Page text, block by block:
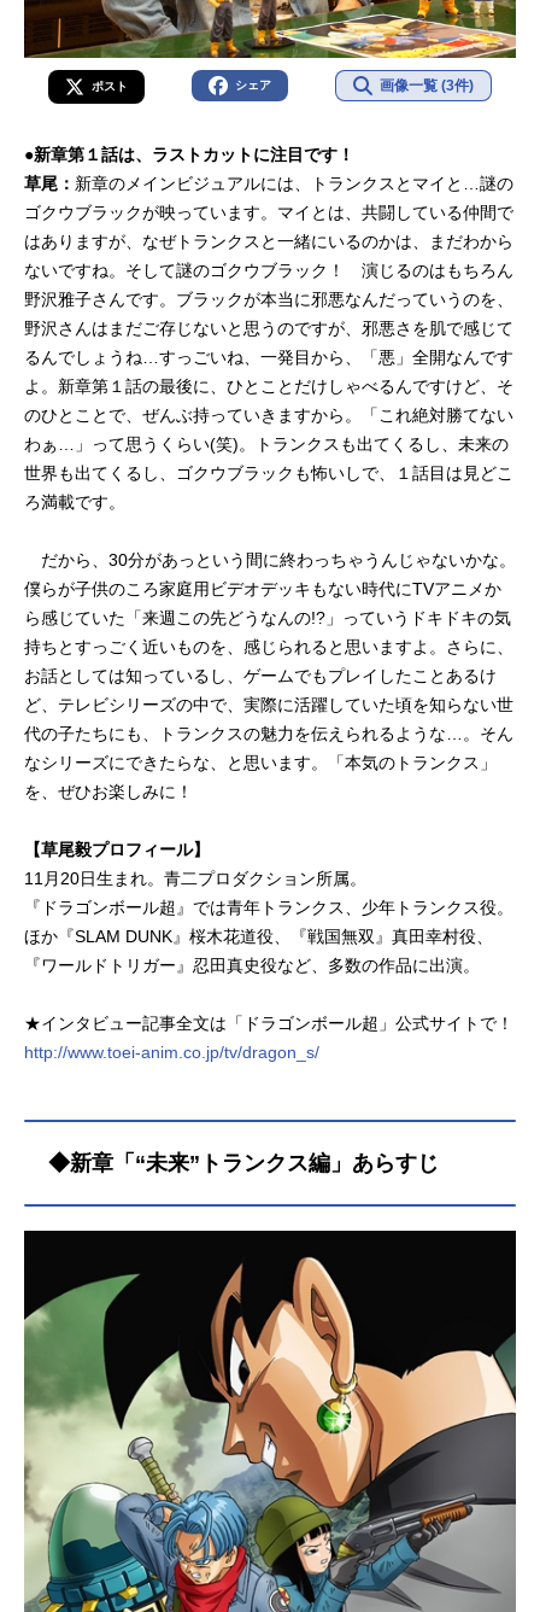
ポスト シェア 画像一覧 (3件)
●新章第１話は、ラストカットに注目です！
草尾： 新章のメインビジュアルには、トランクスとマイと…謎の
ゴクウブラックが映っています。マイとは、共闘している仲間で
はありますが、なぜトランクスと一緒にいるのかは、まだわから
ないですね。そして謎のゴクウブラック！ 演じるのはもちろん
野沢雅子さんです。ブラックが本当に邪悪なんだっていうのを、
野沢さんはまだご存じないと思うのですが、邪悪さを肌で感じて
るんでしょうね…すっごいね、一発目から、「悪」全開なんです
よ。新章第１話の最後に、ひとことだけしゃべるんですけど、そ
のひとことで、ぜんぶ持っていきますから。「これ絶対勝てない
わぁ…」って思うくらい(笑)。トランクスも出てくるし、未来の
世界も出てくるし、ゴクウブラックも怖いしで、１話目は見どこ
ろ満載です。
だから、30分があっという間に終わっちゃうんじゃないかな。
僕らが子供のころ家庭用ビデオデッキもない時代にTVアニメか
ら感じていた「来週この先どうなんの!?」っていうドキドキの気
持ちとすっごく近いものを、感じられると思いますよ。さらに、
お話としては知っているし、ゲームでもプレイしたことあるけ
ど、テレビシリーズの中で、実際に活躍していた頃を知らない世
代の子たちにも、トランクスの魅力を伝えられるような…。そん
なシリーズにできたらな、と思います。「本気のトランクス」
を、ぜひお楽しみに！
【草尾毅プロフィール】
11月20日生まれ。青二プロダクション所属。
『ドラゴンボール超』では青年トランクス、少年トランクス役。
ほか『SLAM DUNK』桜木花道役、『戦国無双』真田幸村役、
『ワールドトリガー』忍田真史役など、多数の作品に出演。
★インタビュー記事全文は「ドラゴンボール超」公式サイトで！
http://www.toei-anim.co.jp/tv/dragon_s/
◆新章「“未来”トランクス編」あらすじ